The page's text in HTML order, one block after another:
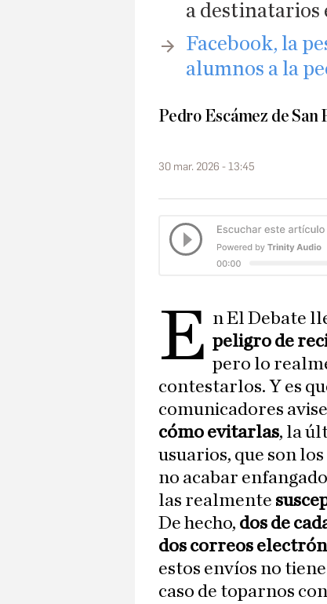
a destinatarios
Facebook, la
alumnos a la
Pedro Escámez de San
30 mar. 2026 - 13:45
E n El Debate
peligro de
pero lo
contestarlos. Y es
comunicadores
cómo evitarlas, la
usuarios, que son
no acabar
las realmente
De hecho, dos de
dos correos
estos envíos no
caso de toparnos